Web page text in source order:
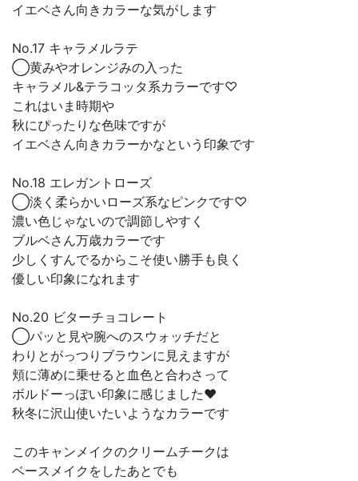
イエベさん向きカラーな気がします
No.17 キャラメルラテ
◯黄みやオレンジみの入った
キャラメル&テラコッタ系カラーです♡
これはいま時期や
秋にぴったりな色味ですが
イエベさん向きカラーかなという印象です
No.18 エレガントローズ
◯淡く柔らかいローズ系なピンクです♡
濃い色じゃないので調節しやすく
ブルベさん万歳カラーです
少しくすんでるからこそ使い勝手も良く
優しい印象になれます
No.20 ビターチョコレート
◯パッと見や腕へのスウォッチだと
わりとがっつりブラウンに見えますが
頬に薄めに乗せると血色と合わさって
ボルドーっぽい印象に感じました❤️
秋冬に沢山使いたいようなカラーです
このキャンメイクのクリームチークは
ベースメイクをしたあとでも